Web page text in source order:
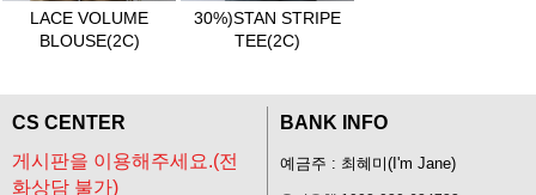
LACE VOLUME
BLOUSE(2C)
30%)STAN STRIPE
TEE(2C)
CS CENTER
게시판을 이용해주세요.(전
화상담 불가)
BANK INFO
예금주 : 최혜미(I'm Jane)